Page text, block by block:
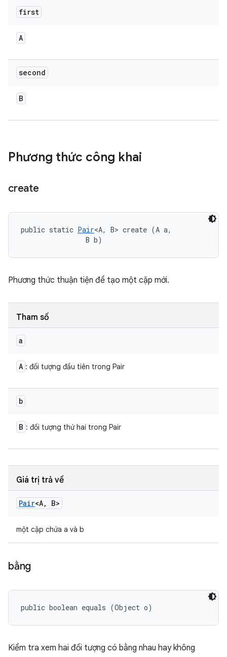
first
A
second
B
Phương thức công khai
create
public static Pair<A, B> create (A a,
                B b)
Phương thức thuận tiện để tạo một cặp mới.
Tham số
a
A : đối tượng đầu tiên trong Pair
b
B : đối tượng thứ hai trong Pair
Giá trị trả về
Pair<A, B>
một cặp chứa a và b
bằng
public boolean equals (Object o)
Kiểm tra xem hai đối tượng có bằng nhau hay không